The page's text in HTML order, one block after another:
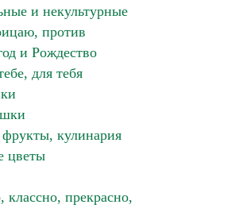
и некультурные
против
и Рождество
для тебя
кулинария
цветы
классно, прекрасно,